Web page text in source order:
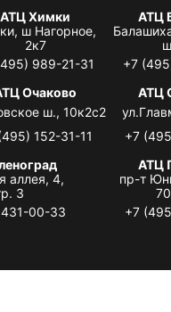
АТЦ Химки
ш Нагорное,
2к7
989-21-31
АТЦ
+7
Очаково
ш., 10к2с2
152-31-11
АТЦ
+7
аллея, 4,
3
00-33
АТЦ
пр-т
+7